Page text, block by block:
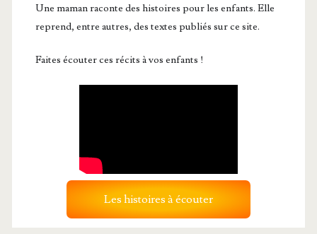
Une maman raconte des histoires pour les enfants. Elle
reprend, entre autres, des textes publiés sur ce site.
Faites écouter ces récits à vos enfants !
Les histoires à écouter